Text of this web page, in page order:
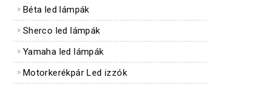
Béta led lámpák
Sherco led lámpák
Yamaha led lámpák
Motorkerékpár Led izzók